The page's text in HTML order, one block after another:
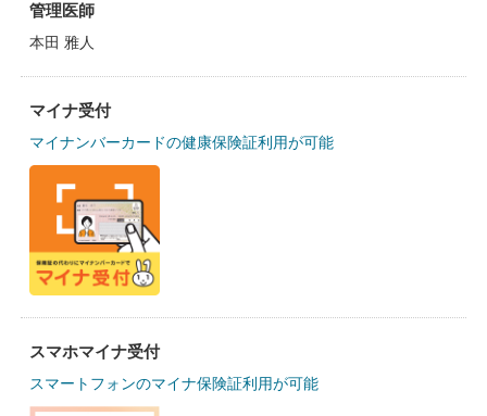
管理医師
本田 雅人
マイナ受付
マイナンバーカードの健康保険証利用が可能
スマホマイナ受付
スマートフォンのマイナ保険証利用が可能